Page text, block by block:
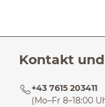
Kontakt
+43 7615 203411
(Mo–Fr 8–18:00